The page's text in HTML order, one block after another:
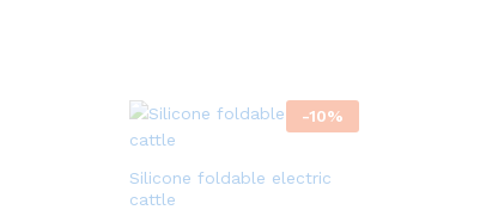
-10%
Silicone foldable electric
cattle